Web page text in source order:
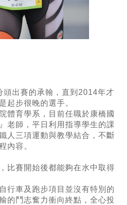
頭出賽的承翰，直到2014年才
起步很晚的選手。
體育學系，目前任職於康橋國
老師，平日利用指導學生的課
人三項運動與教學結合，不斷
內容。
比賽開始後都能夠在水中取得
行車及跑步項目並沒有特別的
的鬥志奮力衝向終點，全心投